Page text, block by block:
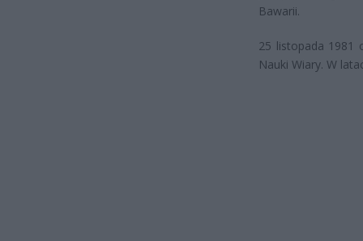
Bawarii.
25 listopada 1981
Nauki Wiary. W